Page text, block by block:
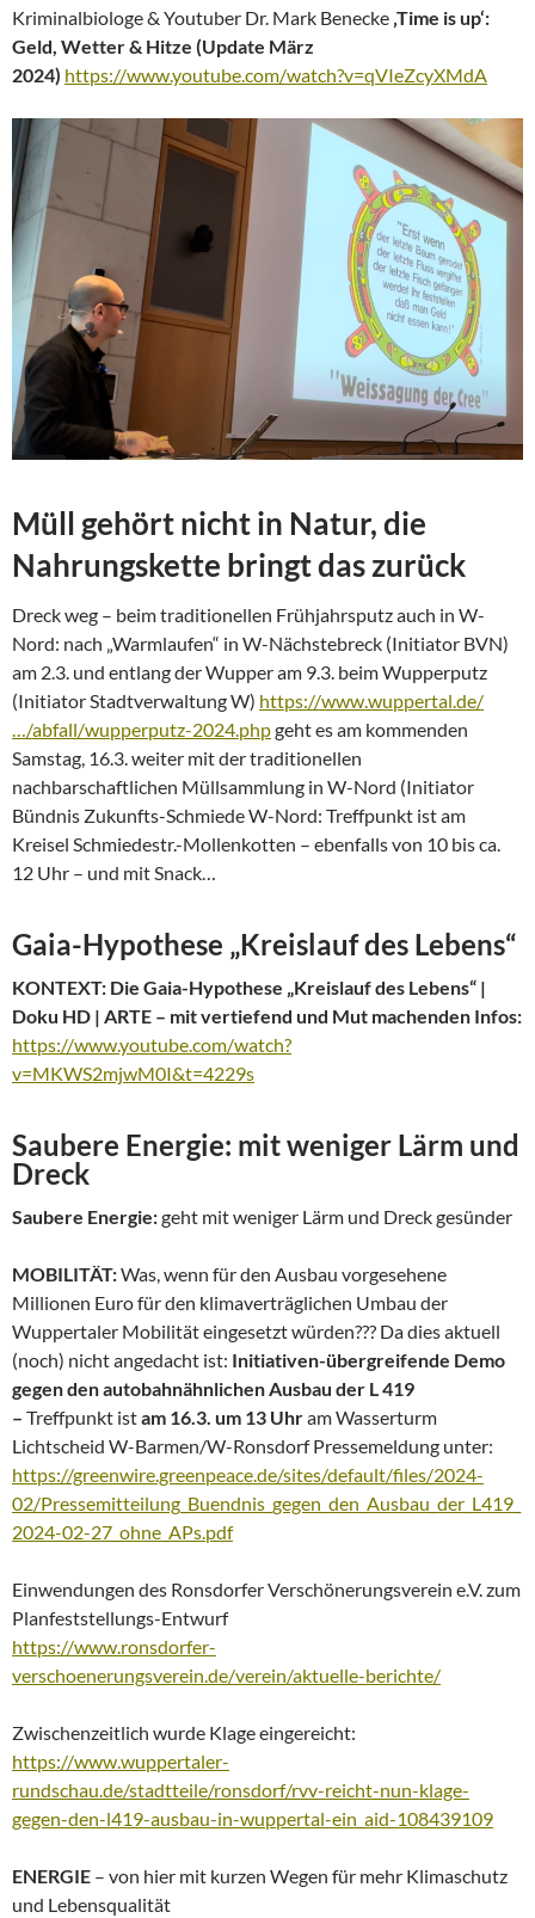
Kriminalbiologe & Youtuber Dr. Mark Benecke ‚Time is up‘:
Geld, Wetter & Hitze (Update März
2024) https://www.youtube.com/watch?v=qVIeZcyXMdA
Müll gehört nicht in Natur, die
Nahrungskette bringt das zurück
Dreck weg – beim traditionellen Frühjahrsputz auch in W-
Nord: nach „Warmlaufen“ in W-Nächstebreck (Initiator BVN)
am 2.3. und entlang der Wupper am 9.3. beim Wupperputz
(Initiator Stadtverwaltung W) https://www.wuppertal.de/
…/abfall/wupperputz-2024.phpgeht es am kommenden
Samstag, 16.3. weiter mit der traditionellen
nachbarschaftlichen Müllsammlung in W-Nord (Initiator
Bündnis Zukunfts-Schmiede W-Nord: Treffpunkt ist am
Kreisel Schmiedestr.-Mollenkotten – ebenfalls von 10 bis ca.
12 Uhr – und mit Snack…
Gaia-Hypothese „Kreislauf des Lebens“
KONTEXT: Die Gaia-Hypothese „Kreislauf des Lebens“ |
Doku HD | ARTE – mitvertiefend und Mut machenden Infos:
https://www.youtube.com/watch?
v=MKWS2mjwM0I&t=4229s
Saubere Energie: mit weniger Lärm und
Dreck
Saubere Energie:geht mit weniger Lärm und Dreck gesünder
MOBILITÄT:Was, wenn für den Ausbau vorgesehene
Millionen Euro für den klimaverträglichen Umbau der
Wuppertaler Mobilität eingesetzt würden??? Da dies aktuell
(noch) nicht angedacht ist: Initiativen-übergreifende Demo
gegen den autobahnähnlichen Ausbau der L 419
– Treffpunkt istam 16.3. um 13 Uhram Wasserturm
Lichtscheid W-Barmen/W-Ronsdorf Pressemeldung unter:
https://greenwire.greenpeace.de/sites/default/files/2024-
02/Pressemitteilung_Buendnis_gegen_den_Ausbau_der_L419_
2024-02-27_ohne_APs.pdf
Einwendungen des Ronsdorfer Verschönerungsverein e.V. zum
Planfeststellungs-Entwurf
https://www.ronsdorfer-
verschoenerungsverein.de/verein/aktuelle-berichte/
Zwischenzeitlich wurde Klage eingereicht:
https://www.wuppertaler-
rundschau.de/stadtteile/ronsdorf/rvv-reicht-nun-klage-
gegen-den-l419-ausbau-in-wuppertal-ein_aid-108439109
ENERGIE – von hier mit kurzen Wegen für mehr Klimaschutz
und Lebensqualität